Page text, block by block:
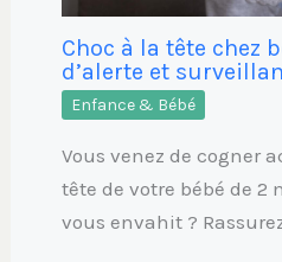
Choc à la tête chez
d’alerte et
Enfance & Bébé
Vous venez de cogner
tête de votre bébé de 2
vous envahit ?